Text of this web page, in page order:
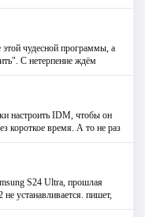
чудесной программы, а
С нетерпение ждём
настроить IDM, чтобы он
короткое время. А то не раз
S24 Ultra, прошлая
не устанавливается. пишет,